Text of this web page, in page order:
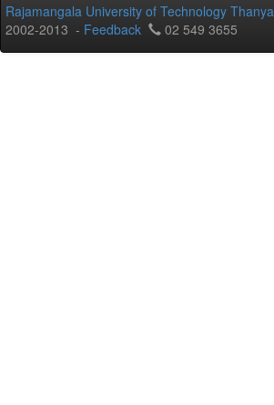
Rajamangala University of Technology
2002-2013 - Feedback 02 549 3655